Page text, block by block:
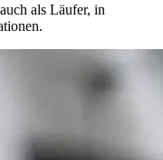
als Läufer, in